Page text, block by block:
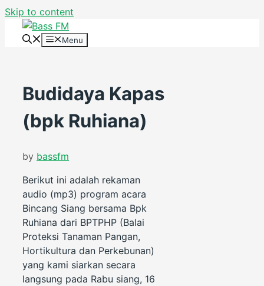
Skip to content
Menu
Budidaya Kapas
(bpk Ruhiana)
by bassfm
Berikut ini adalah rekaman
audio (mp3) program acara
Bincang Siang bersama Bpk
Ruhiana dari BPTPHP (Balai
Proteksi Tanaman Pangan,
Hortikultura dan Perkebunan)
yang kami siarkan secara
langsung pada Rabu siang, 16